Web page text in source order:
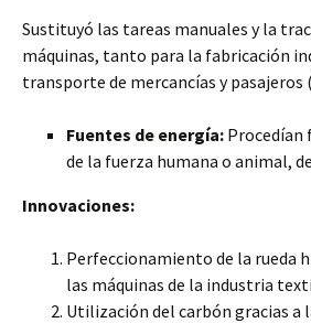
Sustituyó las tareas manuales y la
máquinas, tanto para la fabricación
transporte de mercancías y
Fuentes de energía:
de la fuerza humana o animal,
Innovaciones:
Perfeccionamiento de la rueda
las máquinas de la industria
Utilización del carbón gracias a